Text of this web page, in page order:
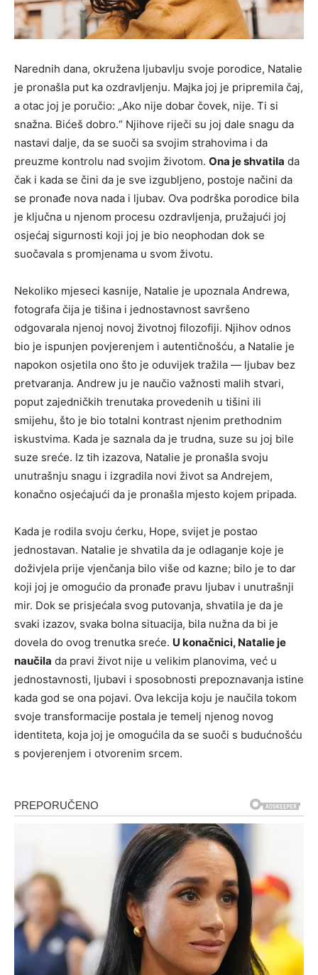
Narednih dana, okružena ljubavlju svoje porodice, Natalie
je pronašla put ka ozdravljenju. Majka joj je pripremila čaj,
a otac joj je poručio: „Ako nije dobar čovek, nije. Ti si
snažna. Bićeš dobro.“ Njihove riječi su joj dale snagu da
nastavi dalje, da se suoči sa svojim strahovima i da
preuzme kontrolu nad svojim životom. Ona je shvatila da
čak i kada se čini da je sve izgubljeno, postoje načini da
se pronađe nova nada i ljubav. Ova podrška porodice bila
je ključna u njenom procesu ozdravljenja, pružajući joj
osjećaj sigurnosti koji joj je bio neophodan dok se
suočavala s promjenama u svom životu.
Nekoliko mjeseci kasnije, Natalie je upoznala Andrewa,
fotografa čija je tišina i jednostavnost savršeno
odgovarala njenoj novoj životnoj filozofiji. Njihov odnos
bio je ispunjen povjerenjem i autentičnošću, a Natalie je
napokon osjetila ono što je oduvijek tražila — ljubav bez
pretvaranja. Andrew ju je naučio važnosti malih stvari,
poput zajedničkih trenutaka provedenih u tišini ili
smijehu, što je bio totalni kontrast njenim prethodnim
iskustvima. Kada je saznala da je trudna, suze su joj bile
suze sreće. Iz tih izazova, Natalie je pronašla svoju
unutrašnju snagu i izgradila novi život sa Andrejem,
konačno osjećajući da je pronašla mjesto kojem pripada.
Kada je rodila svoju ćerku, Hope, svijet je postao
jednostavan. Natalie je shvatila da je odlaganje koje je
doživjela prije vjenčanja bilo više od kazne; bilo je to dar
koji joj je omogućio da pronađe pravu ljubav i unutrašnji
mir. Dok se prisjećala svog putovanja, shvatila je da je
svaki izazov, svaka bolna situacija, bila nužna da bi je
dovela do ovog trenutka sreće. U konačnici, Natalie je
naučila da pravi život nije u velikim planovima, već u
jednostavnosti, ljubavi i sposobnosti prepoznavanja istine
kada god se ona pojavi. Ova lekcija koju je naučila tokom
svoje transformacije postala je temelj njenog novog
identiteta, koja joj je omogućila da se suoči s budućnošću
s povjerenjem i otvorenim srcem.